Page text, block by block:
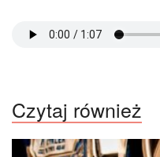
Czytaj również